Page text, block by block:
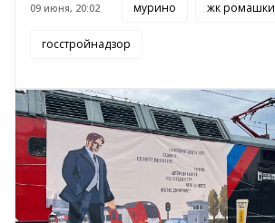
09 июня, 20:02 мурино жк ромашки
госстройнадзор